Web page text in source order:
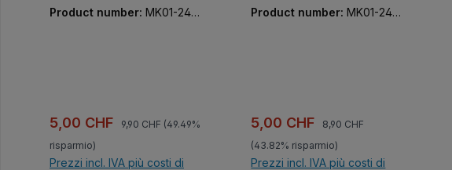
verstellbaren grünem Stiel
Product number: MK01-240
Prezzo di vendita:
5,00 CHF Prezzo normale:
9,90 CHF (49.49%
risparmio)
Prezzi incl. IVA più costi di
verstellbaren grünem Stiel.
Product number:MK01-240
Prezzo di vendita:
5,00 CHF Prezzo normale:
8,90 CHF
(43.82% risparmio)
Prezzi incl. IVA più costi di